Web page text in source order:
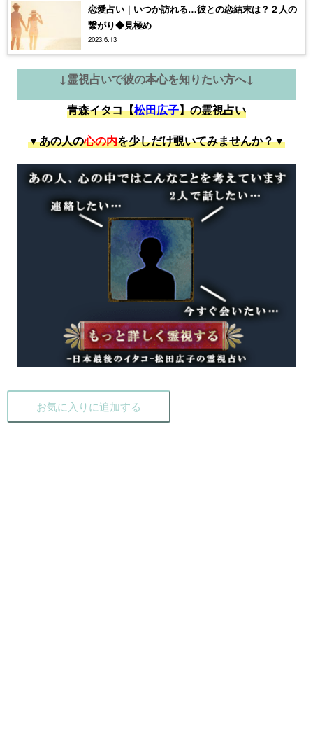
恋愛占い｜いつか訪れる…彼との恋結末は？２人の
繋がり◆見極め
2023.6.13
↓霊視占いで彼の本心を知りたい方へ↓
青森イタコ【松田広子】の霊視占い
▼あの人の心の内を少しだけ覗いてみませんか？▼
お気に入りに追加する